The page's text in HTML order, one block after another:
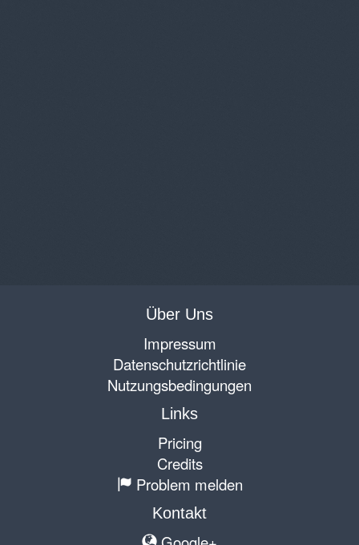
Über Uns
Impressum
Datenschutzrichtlinie
Nutzungsbedingungen
Links
Pricing
Credits
Problem melden
Kontakt